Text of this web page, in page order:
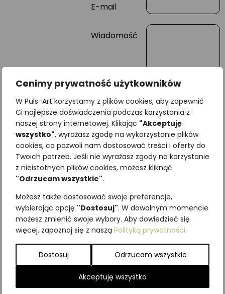
Cenimy prywatność użytkowników
W Puls-Art korzystamy z plików cookies, aby zapewnić
Ci najlepsze doświadczenia podczas korzystania z
naszej strony internetowej. Klikając "Akceptuję
wszystko", wyrażasz zgodę na wykorzystanie plików
cookies, co pozwoli nam dostosować treści i oferty do
Twoich potrzeb. Jeśli nie wyrażasz zgody na korzystanie
z nieistotnych plików cookies, możesz kliknąć
"Odrzucam wszystkie".
Możesz także dostosować swoje preferencje,
wybierając opcję "Dostosuj". W dowolnym momencie
możesz zmienić swoje wybory. Aby dowiedzieć się
więcej, zapoznaj się z naszą Polityką prywatności.
Dostosuj Odrzucam wszystkie
Akceptuję wszystko
E-mail
Wiadomość
Najniższa cena z ostatnich 30
dni:65,00zł
SKU:
Podobne produkty